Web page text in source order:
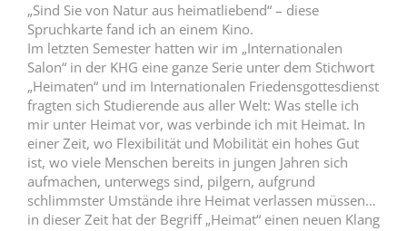
„Sind Sie von Natur aus heimatliebend“ – diese
Spruchkarte fand ich an einem Kino.
Im letzten Semester hatten wir im „Internationalen
Salon“ in der KHG eine ganze Serie unter dem Stichwort
„Heimaten“ und im Internationalen Friedensgottesdienst
fragten sich Studierende aus aller Welt: Was stelle ich
mir unter Heimat vor, was verbinde ich mit Heimat. In
einer Zeit, wo Flexibilität und Mobilität ein hohes Gut
ist, wo viele Menschen bereits in jungen Jahren sich
aufmachen, unterwegs sind, pilgern, aufgrund
schlimmster Umstände ihre Heimat verlassen müssen…
in dieser Zeit hat der Begriff „Heimat“ einen neuen Klang